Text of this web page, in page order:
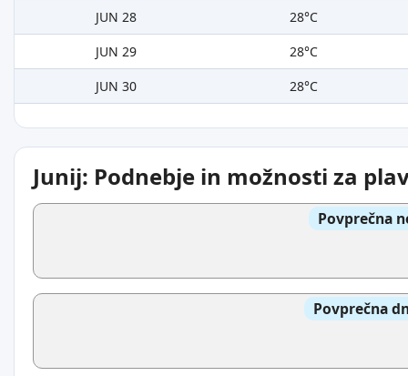
JUN 28
28°C
JUN 29
28°C
JUN 30
28°C
Junij: Podnebje in možnosti za
Povprečna
Povprečna